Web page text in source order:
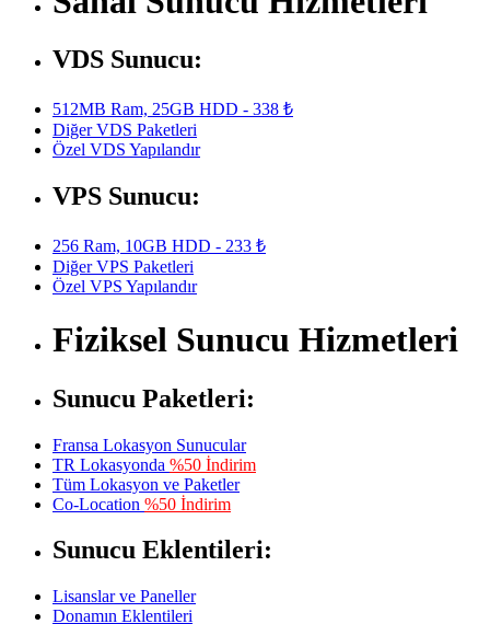
VDS Sunucu:
512MB Ram, 25GB HDD - 338 ₺
Diğer VDS Paketleri
Özel VDS Yapılandır
VPS Sunucu:
256 Ram, 10GB HDD - 233 ₺
Diğer VPS Paketleri
Özel VPS Yapılandır
Fiziksel Sunucu Hizmetleri
Sunucu Paketleri:
Fransa Lokasyon Sunucular
TR Lokasyonda %50 İndirim
Tüm Lokasyon ve Paketler
Co-Location %50 İndirim
Sunucu Eklentileri:
Lisanslar ve Paneller
Donamın Eklentileri